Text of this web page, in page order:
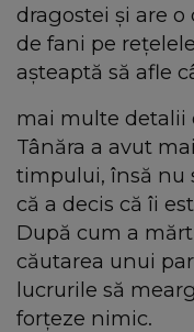
dragostei și are
de fani pe
așteaptă să afle
mai multe detalii
Tânăra a avut
timpului, însă nu
că a decis că îi
După cum a
căutarea unui
lucrurile să
forțeze nimic.